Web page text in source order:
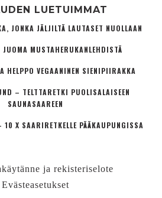
LUETUIMMAT
JONKA JÄLJILTÄ LAUTASET NUOLLAAN
JUOMA MUSTAHERUKANLEHDISTÄ
HELPPO VEGAANINEN SIENIPIIRAKKA
– TELTTARETKI PUOLISALAISEEN
SAUNASAAREEN
X SAARIRETKELLE PÄÄKAUPUNGISSA
ja rekisteriselote
Evästeasetukset